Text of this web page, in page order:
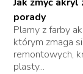
porady
Plamy z farby
którym zmaga
remontowych,
plasty...